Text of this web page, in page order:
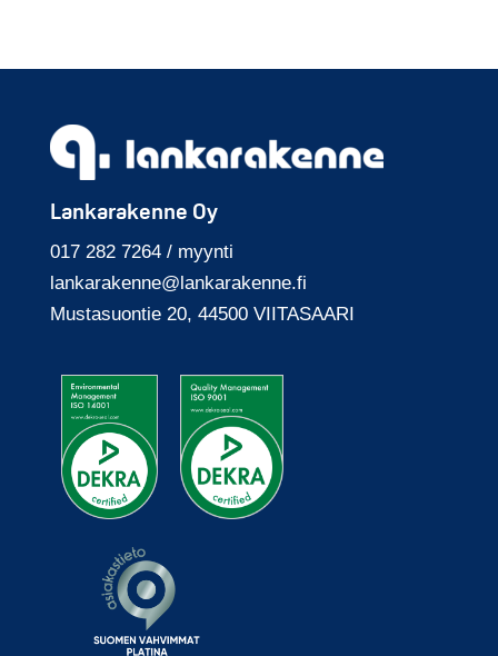
Lankarakenne Oy
017 282 7264 / myynti
lankarakenne@lankarakenne.fi
Mustasuontie 20, 44500 VIITASAARI